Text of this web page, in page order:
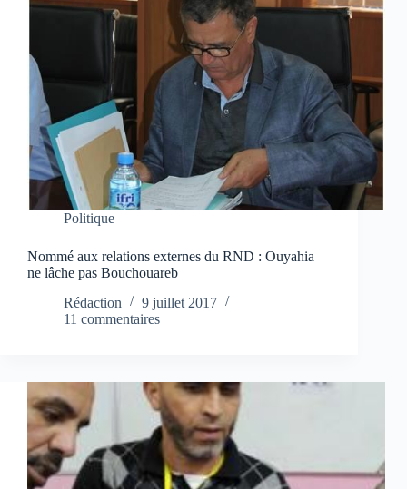
Politique
Nommé aux relations externes du RND : Ouyahia
ne lâche pas Bouchouareb
Rédaction
9 juillet 2017
11 commentaires